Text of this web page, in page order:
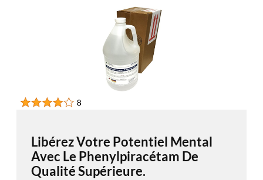
Libérez Votre Potentiel Mental
Avec Le Phenylpiracétam De
Qualité Supérieure.